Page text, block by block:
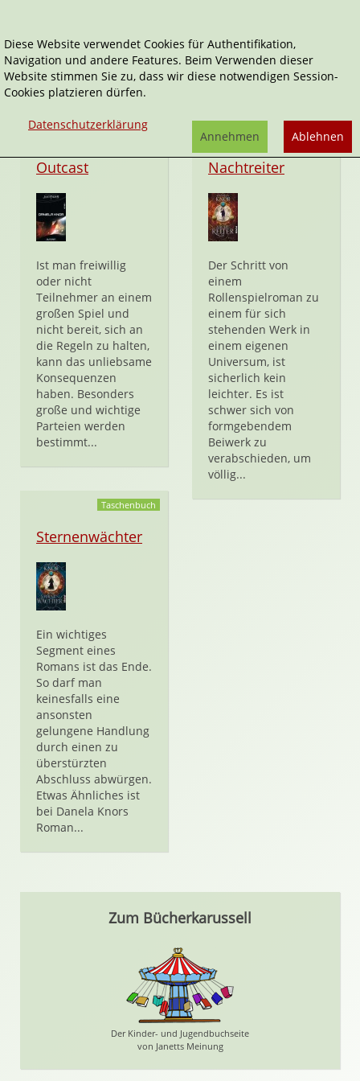
Daniela Knor
Outcast
Ist man freiwillig
oder nicht
Teilnehmer an einem
großen Spiel und
nicht bereit, sich an
die Regeln zu halten,
kann das unliebsame
Konsequenzen
haben. Besonders
große und wichtige
Parteien werden
bestimmt...
Taschenbuch
Nachtreiter
Der Schritt von
einem
Rollenspielroman zu
einem für sich
stehenden Werk in
einem eigenen
Universum, ist
sicherlich kein
leichter. Es ist
schwer sich von
formgebendem
Beiwerk zu
verabschieden, um
völlig...
Taschenbuch
Sternenwächter
Ein wichtiges
Segment eines
Romans ist das Ende.
So darf man
keinesfalls eine
ansonsten
gelungene Handlung
durch einen zu
überstürzten
Abschluss abwürgen.
Etwas Ähnliches ist
bei Danela Knors
Roman...
Zum Bücherkarussell
Der Kinder- und Jugendbuchseite
von Janetts Meinung
Diese Website verwendet Cookies für Authentifikation,
Navigation und andere Features. Beim Verwenden dieser
Website stimmen Sie zu, dass wir diese notwendigen Session-
Cookies platzieren dürfen.
Datenschutzerklärung
Ablehnen
Annehmen